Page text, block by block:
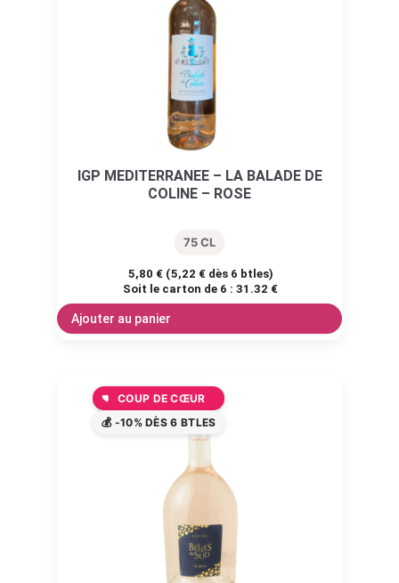
IGP MEDITERRANEE – LA BALADE DE
COLINE – ROSE
75 CL
5,80 € (5,22 € dès 6 btles)
Soit le carton de 6 : 31.32 €
Ajouter au panier
COUP DE CŒUR
💰 -10% DÈS 6 BTLES